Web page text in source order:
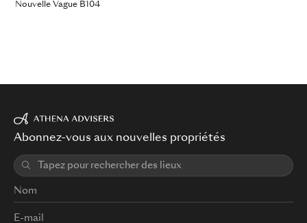
Nouvelle Vague B104
Abonnez-vous aux nouvelles propriétés